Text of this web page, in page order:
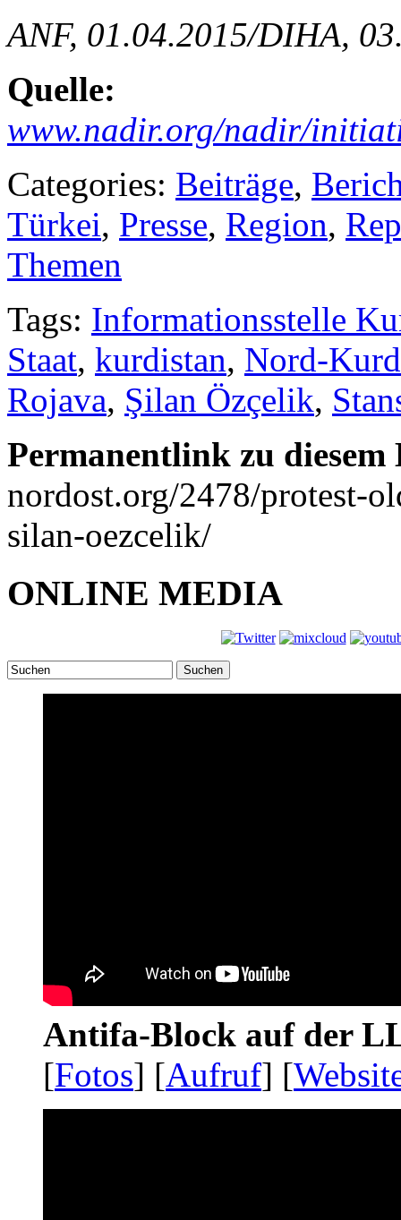
ANF, 01.04.2015/DIHA,
Quelle:
www.nadir.org/nadir/
Categories: Beiträge,
Türkei, Presse, Region,
Themen
Tags: Informationsstelle
Staat, kurdistan, Nord-
Rojava, Şilan Özçelik,
Permanentlink zu
nordost.org/2478/protest-
silan-oezcelik/
ONLINE MEDIA
Suchen
Antifa-Block auf der
[Fotos] [Aufruf] [